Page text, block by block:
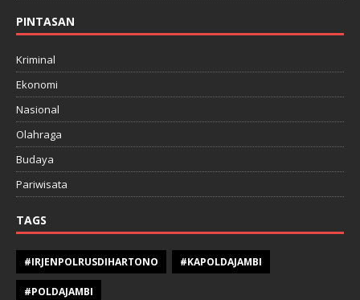
PINTASAN
Kriminal
Ekonomi
Nasional
Olahraga
Budaya
Pariwisata
TAGS
#IRJENPOLRUSDIHARTONO #KAPOLDAJAMBI
#POLDAJAMBI